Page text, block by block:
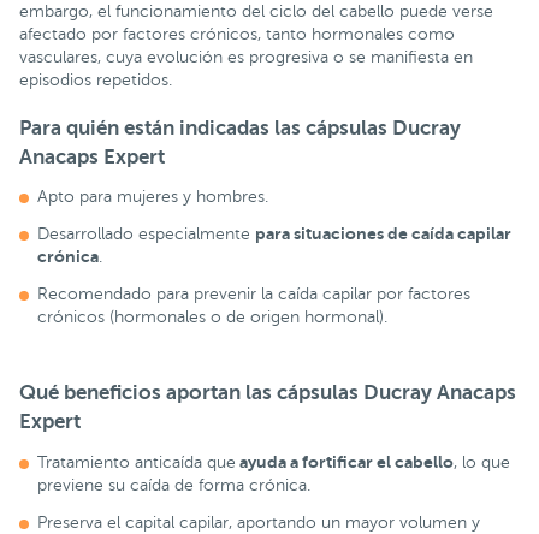
embargo, el funcionamiento del ciclo del cabello puede verse
afectado por factores crónicos, tanto hormonales como
vasculares, cuya evolución es progresiva o se manifiesta en
episodios repetidos.
Para quién están indicadas las cápsulas Ducray
Anacaps Expert
Apto para mujeres y hombres.
Desarrollado especialmente para situaciones de caída capilar
crónica.
Recomendado para prevenir la caída capilar por factores
crónicos (hormonales o de origen hormonal).
Qué beneficios aportan las cápsulas Ducray Anacaps
Expert
Tratamiento anticaída que ayuda a fortificar el cabello, lo que
previene su caída de forma crónica.
Preserva el capital capilar, aportando un mayor volumen y